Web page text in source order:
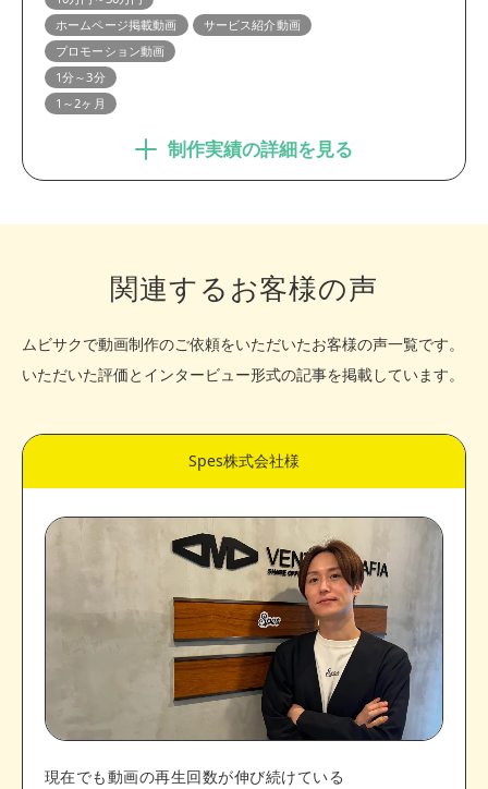
ホームページ掲載動画
サービス紹介動画
プロモーション動画
1分～3分
1～2ヶ月
制作実績の詳細を見る
関連するお客様の声
ムビサクで動画制作のご依頼をいただいたお客様の声一覧です。
いただいた評価とインタービュー形式の記事を掲載しています。
Spes株式会社様
現在でも動画の再生回数が伸び続けている